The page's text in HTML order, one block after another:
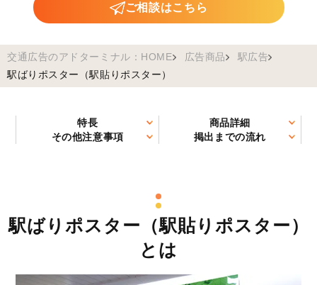
ご相談はこちら
交通広告のアドターミナル：HOME 広告商品
駅広告
駅ばりポスター（駅貼りポスター）
特長
商品詳細
その他注意事項
掲出までの流れ
駅ばりポスター（駅貼りポスター）
とは